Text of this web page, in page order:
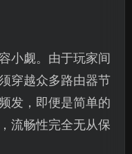
小觑。由于玩家间
穿越众多路由器节
发，即便是简单的
流畅性完全无从保